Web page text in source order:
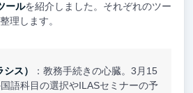
ールを紹介しました。それぞれのツー
理します。
ス）
：教務手続きの心臓。3月15
語科目の選択やILASセミナーの予